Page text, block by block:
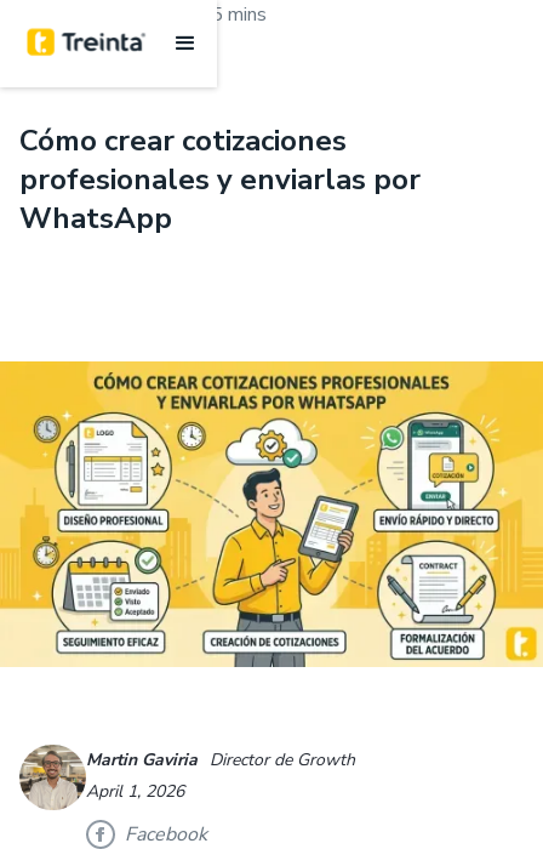
5 mins
Cómo crear cotizaciones
profesionales y enviarlas por
WhatsApp
Martin Gaviria Director de Growth
April 1, 2026
Facebook